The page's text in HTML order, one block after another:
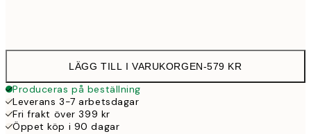
LÄGG TILL I VARUKORGEN-579 KR
Produceras på beställning
Leverans 3-7 arbetsdagar
Fri frakt över 399 kr
Öppet köp i 90 dagar